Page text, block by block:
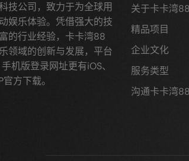
技公司，致力于为全球用
娱乐体验。凭借强大的技
的行业经验，卡卡湾88
领域的创新与发展，平台
机版登录网址更有iOS、
方下载。
关于卡卡湾88
精品项目
企业文化
服务类型
沟通卡卡湾